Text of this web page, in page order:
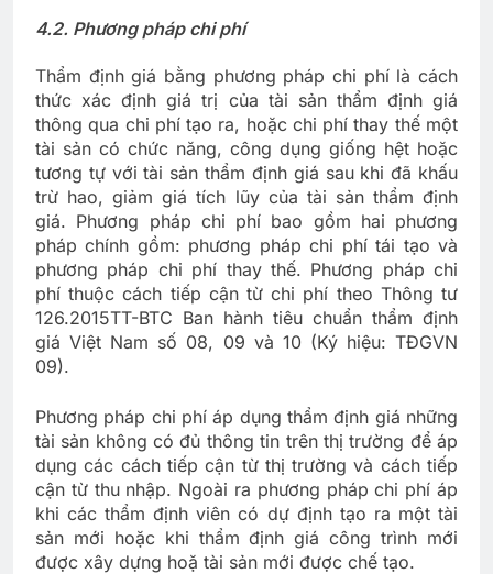
4.2. Phương pháp chi phí
Thẩm định giá bằng phương pháp chi phí là cách
thức xác định giá trị của tài sản thẩm định giá
thông qua chi phí tạo ra, hoặc chi phí thay thế một
tài sản có chức năng, công dụng giống hệt hoặc
tương tự với tài sản thẩm định giá sau khi đã khấu
trừ hao, giảm giá tích lũy của tài sản thẩm định
giá. Phương pháp chi phí bao gồm hai phương
pháp chính gồm: phương pháp chi phí tái tạo và
phương pháp chi phí thay thế. Phương pháp chi
phí thuộc cách tiếp cận từ chi phí theo Thông tư
126.2015TT-BTC Ban hành tiêu chuẩn thẩm định
giá Việt Nam số 08, 09 và 10 (Ký hiệu: TĐGVN
09).
Phương pháp chi phí áp dụng thẩm định giá những
tài sản không có đủ thông tin trên thị trường để áp
dụng các cách tiếp cận từ thị trường và cách tiếp
cận từ thu nhập. Ngoài ra phương pháp chi phí áp
khi các thẩm định viên có dự định tạo ra một tài
sản mới hoặc khi thẩm định giá công trình mới
được xây dựng hoặ tài sản mới được chế tạo.